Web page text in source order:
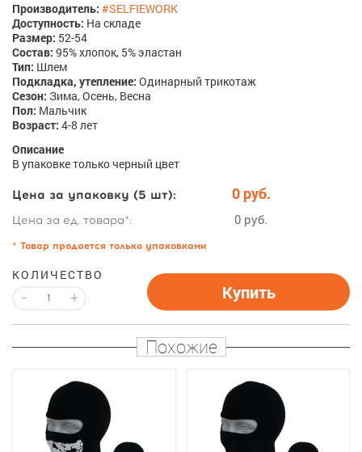
Производитель: #SELFIEWORK
Доступность: На складе
Размер: 52-54
Состав: 95% хлопок, 5% эластан
Тип: Шлем
Подкладка, утепление: Одинарный трикотаж
Сезон: Зима, Осень, Весна
Пол: Мальчик
Возраст: 4-8 лет
Описание
В упаковке только черный цвет
Цена за упаковку (5 шт): 0 руб.
Цена за ед. товара*: 0 руб.
* Товар продается только упаковками
КОЛИЧЕСТВО
- + Купить
Похожие